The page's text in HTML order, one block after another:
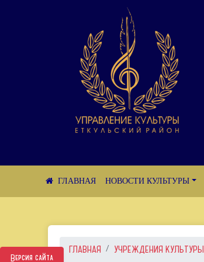
Версия сайта
НОВОСТИ КУЛЬТУРЫ
ГЛАВНАЯ УЧРЕЖДЕНИЯ КУЛЬТУРЫ